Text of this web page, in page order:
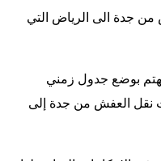
جدة الى الرياض التي
بوضع جدول زمني
العفش من جدة إلى